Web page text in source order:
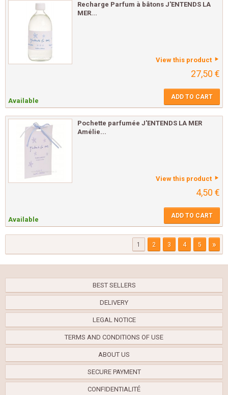
Recharge Parfum à bâtons J'ENTENDS LA
MER...
View this product
27,50 €
Available ADD TO CART
Pochette parfumée J'ENTENDS LA MER
Amélie...
View this product
4,50 €
Available ADD TO CART
1 2 3 4 5 »
BEST SELLERS
DELIVERY
LEGAL NOTICE
TERMS AND CONDITIONS OF USE
ABOUT US
SECURE PAYMENT
CONFIDENTIALITÉ